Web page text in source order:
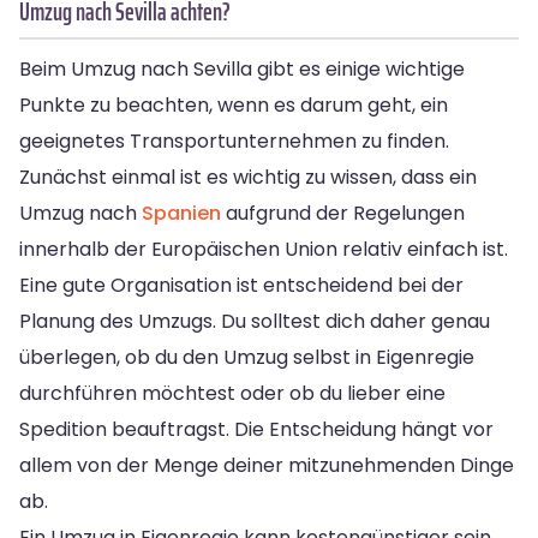
Umzug nach Sevilla achten?
Beim Umzug nach Sevilla gibt es einige wichtige
Punkte zu beachten, wenn es darum geht, ein
geeignetes Transportunternehmen zu finden.
Zunächst einmal ist es wichtig zu wissen, dass ein
Umzug nach Spanien aufgrund der Regelungen
innerhalb der Europäischen Union relativ einfach ist.
Eine gute Organisation ist entscheidend bei der
Planung des Umzugs. Du solltest dich daher genau
überlegen, ob du den Umzug selbst in Eigenregie
durchführen möchtest oder ob du lieber eine
Spedition beauftragst. Die Entscheidung hängt vor
allem von der Menge deiner mitzunehmenden Dinge
ab.